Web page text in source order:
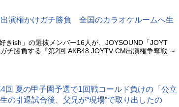
演権かけガチ勝負 全国のカラオケルームへ生
きish」の選抜メンバー16人が、JOYSOUND「JOYT
チ勝負する『第2回 AKB48 JOYTV CM出演権争奪戦 ～
回 夏の甲子園予選で1回戦コールド負けの「公立
の引退試合後、父兄が“現場”で取り出したの